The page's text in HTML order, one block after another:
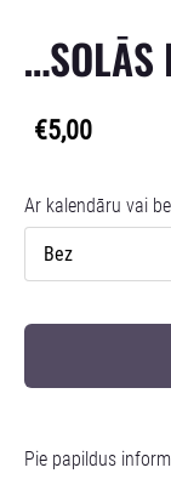
…SOLĀS
€5,00
Ar kalendāru vai
Pie papildus